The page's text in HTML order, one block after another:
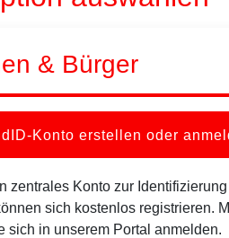
& Bürger
Konto erstellen oder
zentrales Konto zur
sich kostenlos registrieren.
sich in unserem Portal anmelden.